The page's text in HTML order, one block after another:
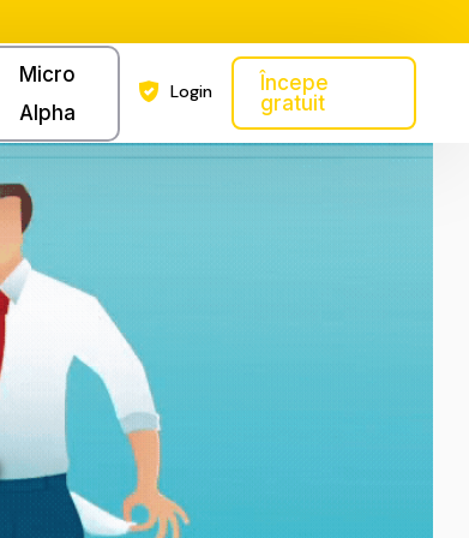
Micro
Alpha
Login
Începe
gratuit